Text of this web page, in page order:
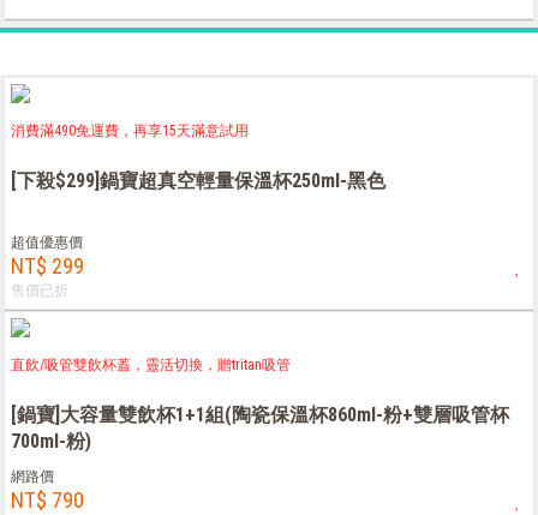
消費滿490免運費，再享15天滿意試用
[下殺$299]鍋寶超真空輕量保溫杯250ml-黑色
超值優惠價
NT$ 299
售價已折
直飲/吸管雙飲杯蓋，靈活切換，贈tritan吸管
[鍋寶]大容量雙飲杯1+1組(陶瓷保溫杯860ml-粉+雙層吸管杯
700ml-粉)
網路價
NT$ 790